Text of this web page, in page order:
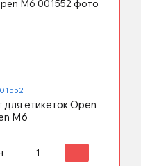
для етикеток Open
M6